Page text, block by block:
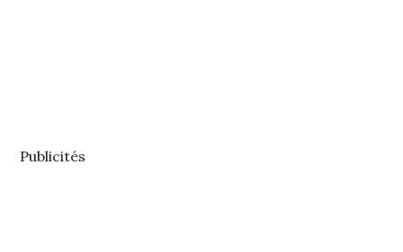
Publicités